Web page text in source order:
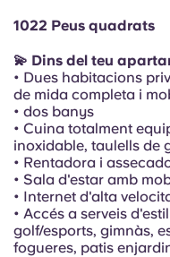
1022 Peus quadrats
💫 Dins del teu
• Dues habitacions
de mida completa i
• dos banys
• Cuina totalment
inoxidable, taulells de
• Rentadora i
• Sala d'estar amb
• Internet d'alta
• Accés a serveis
golf/esports, gimnàs,
fogueres, patis